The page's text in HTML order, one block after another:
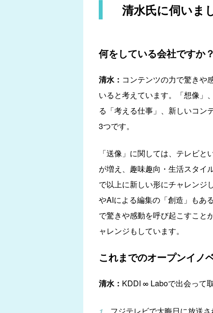
清水氏に伺いま
何をしている会社ですか？
清水： コンテンツの力で驚きや
いると考えています。「想像」
る「考える仕事」、新しいコン
3つです。
「送像」に関しては、テレビ
が増え、趣味趣向・生活スタイ
で以上に新しい形にチャレンジ
やAIによる編集の「創造」もあ
で驚きや感動を呼び起こすこと
ャレンジもしています。
これまでのオープンイノ
清水： KDDI ∞ Laboで出会って
フジテレビで大晦日に放送さ